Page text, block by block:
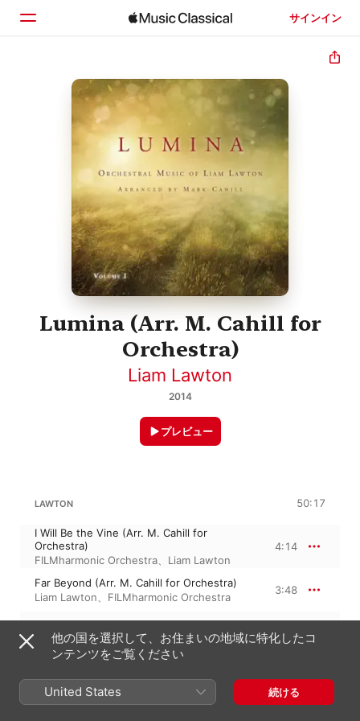
サインイン
ホーム
見つける
Lumina (Arr. M. Cahill for
Orchestra)
Liam Lawton
2014
プレビュー
LAWTON 50:17
I Will Be the Vine (Arr. M. Cahill for
Orchestra)
FILMharmonic Orchestra、 Liam Lawton
4:14
Far Beyond (Arr. M. Cahill for Orchestra)
Liam Lawton、 FILMharmonic Orchestra
3:48
Liam Lawton、FILMharmonic Orchestra
5:23
FILMharmonic Orchestra、Liam Lawton
4:22
他の国を選択して、お住まいの地域に特化したコ
ンテンツをご覧ください
United States 続ける